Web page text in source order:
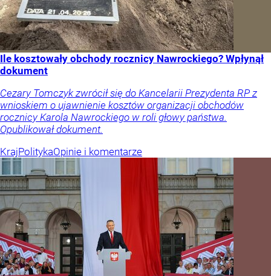
Ile kosztowały obchody rocznicy Nawrockiego? Wpłynął
dokument
Cezary Tomczyk zwrócił się do Kancelarii Prezydenta RP z
wnioskiem o ujawnienie kosztów organizacji obchodów
rocznicy Karola Nawrockiego w roli głowy państwa.
Opublikował dokument.
KrajPolitykaOpinie i komentarze